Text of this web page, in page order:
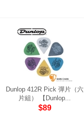
Dunlop 412R Pick 彈片（六
片組） 【Dunlop...
$89